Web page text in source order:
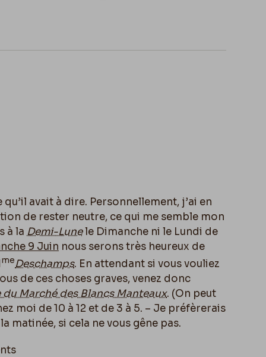
Belgique, Bruxelles,
avait à dire. Personnellement, j’ai en
de rester neutre, ce qui me semble mon
à la Demi-Lunele Dimanche ni le Lundi de
9 Juin nous serons très heureux de
meDeschamps. En attendant si vous vouliez
de ces choses graves, venez donc
du Marché des Blancs Manteaux. (On peut
moi de 10 à 12 et de 3 à 5. – Je préfèrerais
matinée, si cela ne vous gêne pas.